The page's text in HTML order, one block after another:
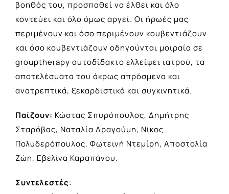
βοηθός του, προσπαθεί να έλθει και όλο
κοντεύει και όλο όμως αργεί. Οι ήρωές μας
περιμένουν και όσο περιμένουν κουβεντιάζουν
και όσο κουβεντιάζουν οδηγούνται μοιραία σε
grouptherapy αυτοδίδακτο ελλείψει ιατρού, τα
αποτελέσματα του άκρως απρόσμενα και
ανατρεπτικά, ξεκαρδιστικά και συγκινητικά.
Παίζουν: Κώστας Σπυρόπουλος, Δημήτρης
Σταρόβας, Ναταλία Δραγούμη, Νίκος
Πολυδερόπουλος, Φωτεινή Ντεμίρη, Αποστολία
Ζώη, Εβελίνα Καραπάνου.
Συντελεστές: